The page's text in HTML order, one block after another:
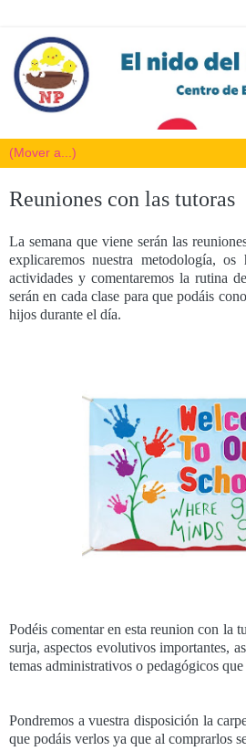
Reuniones con las tutoras
La semana que viene serán las
explicaremos nuestra metodología, os
actividades y comentaremos la rutina
serán en cada clase para que podáis
hijos durante el día.
Podéis comentar en esta reunion con la
surja, aspectos evolutivos importantes,
temas administrativos o pedagógicos
Pondremos a vuestra disposición la
que podáis verlos ya que al comprarlos